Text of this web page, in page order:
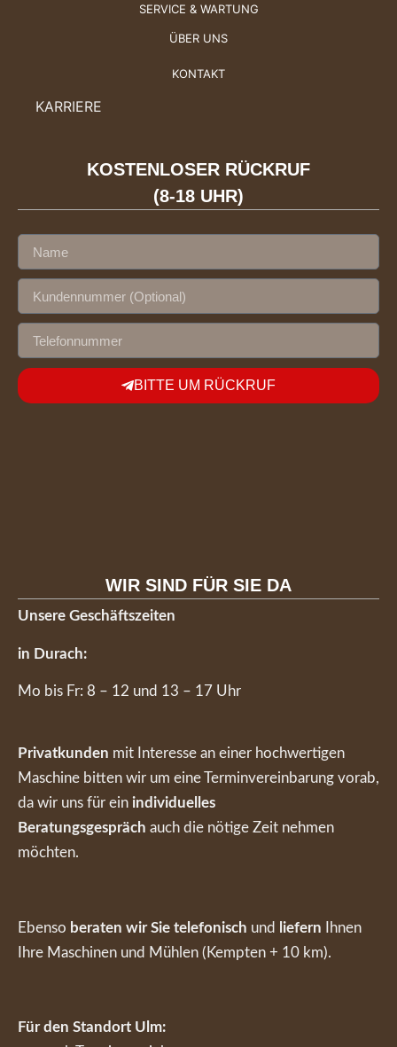
SERVICE & WARTUNG
ÜBER UNS
KONTAKT
KARRIERE
KOSTENLOSER RÜCKRUF
(8-18 UHR)
BITTE UM RÜCKRUF
WIR SIND FÜR SIE DA
Unsere Geschäftszeiten
in Durach:
Mo bis Fr: 8 – 12 und 13 – 17 Uhr
Privatkunden mit Interesse an einer hochwertigen
Maschine bitten wir um eine Terminvereinbarung vorab,
da wir uns für ein individuelles
Beratungsgespräch auch die nötige Zeit nehmen
möchten.
Ebenso beraten wir Sie telefonisch und liefern Ihnen
Ihre Maschinen und Mühlen (Kempten + 10 km).
Für den Standort Ulm: